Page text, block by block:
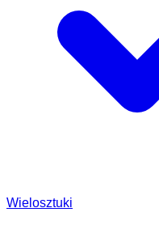
Wielosztuki